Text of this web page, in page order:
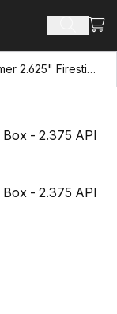
Otsi
Adapter Hammer 2.625" Firestick® 700 Box - 2.375 API Reg Box 8T